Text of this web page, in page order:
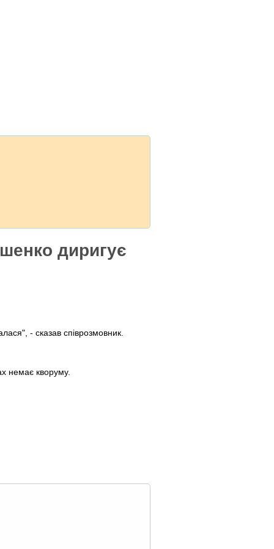
диригує
- сказав співрозмовник.
немає кворуму.